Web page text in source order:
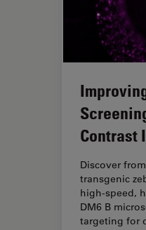
Contrast
Discover
transgenic
high-speed,
DM6 B
targeting for